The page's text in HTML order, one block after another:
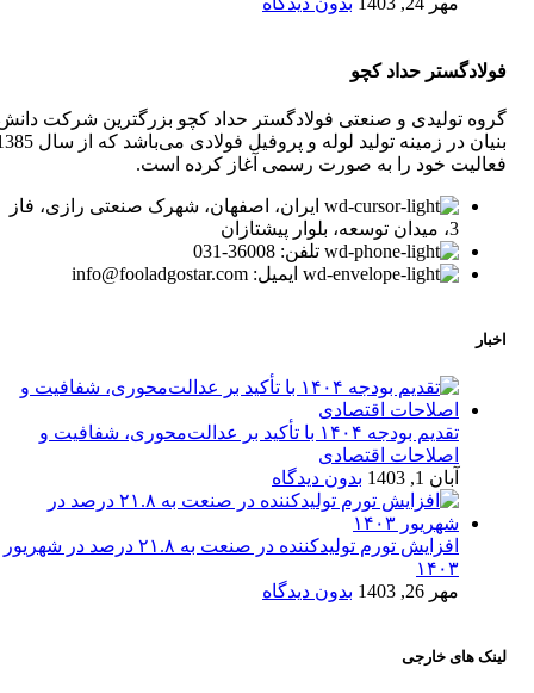
فولادگستر حداد کچو
گروه تولیدی و صنعتی فولادگستر حداد کچو بزرگترین شرکت
بنیان در زمینه تولید لوله و پروفیل فولادی می‌باشد
فعالیت خود را به صورت رسمی آغاز کرده است.
ایران، اصفهان، شهرک صنعتی رازی، فاز
3، میدان توسعه، بلوار پیشتازان
تلفن: 36008-031
ایمیل: info@fooladgostar.com
اخبار
تقدیم بودجه ۱۴۰۴ با تأکید بر عدالت‌محوری، شفافیت و
اصلاحات اقتصادی
آبان 1, 1403
بدون دیدگاه
افزایش تورم تولیدکننده در صنعت به ۲۱.۸ درصد در شهریور
۱۴۰۳
مهر 26, 1403
بدون دیدگاه
لینک های خارجی